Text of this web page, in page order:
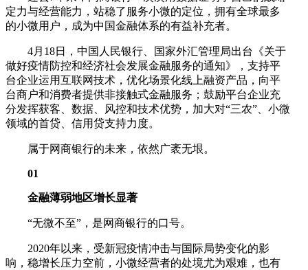
定力与经营能力，站稳了服务小微的定位，拥有全球最多
的小微用户，成为中国金融体系的有益补充者。
4月18日，中国人民银行、国家外汇管理局出台《关于
做好疫情防控和经济社会发展金融服务的通知》，支持平
台企业运用互联网技术，优化场景化线上融资产品，向平
台商户和消费者提供非接触式金融服务；鼓励平台企业充
分发挥获客、数据、风控和技术优势，加大对“三农”、小微
领域的首贷、信用贷支持力度。
属于网商银行的未来，依然广袤无垠。
01
金融薄弱地区增长显著
“无微不至”，是网商银行的口号。
2020年以来，受新冠疫情冲击与国际局势变化的影
响，稳增长压力空前，小微经营者的处境尤为艰难，也有